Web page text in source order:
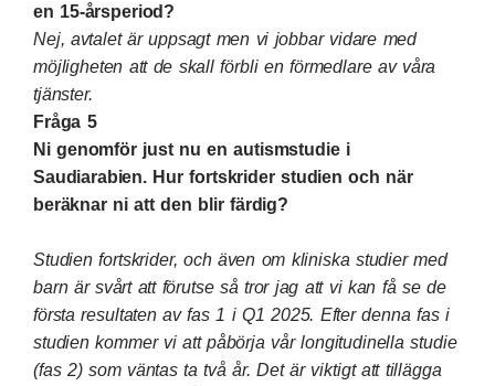
en 15-årsperiod?
Nej, avtalet är uppsagt men vi jobbar vidare med
möjligheten att de skall förbli en förmedlare av våra
tjänster.
Fråga 5
Ni genomför just nu en autismstudie i
Saudiarabien. Hur fortskrider studien och när
beräknar ni att den blir färdig?
Studien fortskrider, och även om kliniska studier med
barn är svårt att förutse så tror jag att vi kan få se de
första resultaten av fas 1 i Q1 2025. Efter denna fas i
studien kommer vi att påbörja vår longitudinella studie
(fas 2) som väntas ta två år. Det är viktigt att tillägga